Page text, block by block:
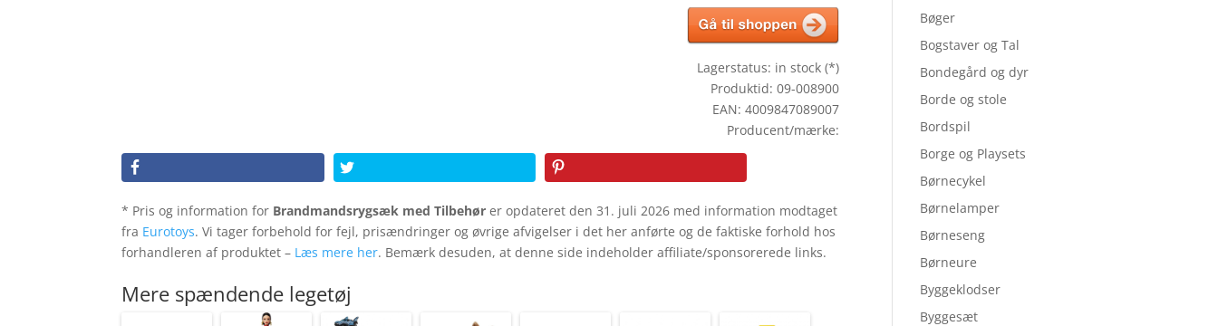
Lagerstatus: in stock (*)
Produktid: 09-008900
EAN: 4009847089007
Producent/mærke:
* Pris og information for Brandmandsrygsæk med Tilbehør er opdateret den 31. juli 2026 med information modtaget
fra Eurotoys. Vi tager forbehold for fejl, prisændringer og øvrige afvigelser i det her anførte og de faktiske forhold hos
forhandleren af produktet – Læs mere her. Bemærk desuden, at denne side indeholder affiliate/sponsorerede links.
Mere spændende legetøj
Bøger
Bogstaver og Tal
Bondegård og dyr
Borde og stole
Bordspil
Borge og Playsets
Børnecykel
Børnelamper
Børneseng
Børneure
Byggeklodser
Byggesæt